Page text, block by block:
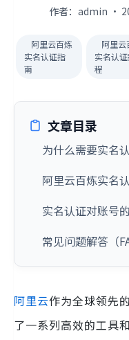
作者：admin ·
阿里云百炼
实名认证指
南
阿里云
实名认
程
文章目录
为什么需要实名
阿里云百炼实名
实名认证对账号
常见问题解答（
阿里云作为全球领先
了一系列高效的工具